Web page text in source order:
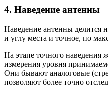
4. Наведение антенны
Наведение антенны делится
и углу места и точное, по
На этапе точного наведения
измерения уровня
Они бывают аналоговые
позволяют более точно